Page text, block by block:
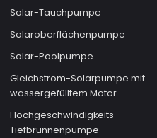
Solar-Tauchpumpe
Solaroberflächenpumpe
Solar-Poolpumpe
Gleichstrom-Solarpumpe mit
wassergefülltem Motor
Hochgeschwindigkeits-
Tiefbrunnenpumpe